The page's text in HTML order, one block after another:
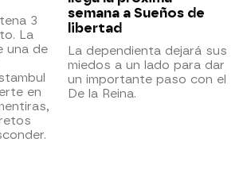
3
La
una de
en
semana a Sueños de
libertad
La dependienta dejará sus
miedos a un lado para dar
un importante paso con el
De la Reina.